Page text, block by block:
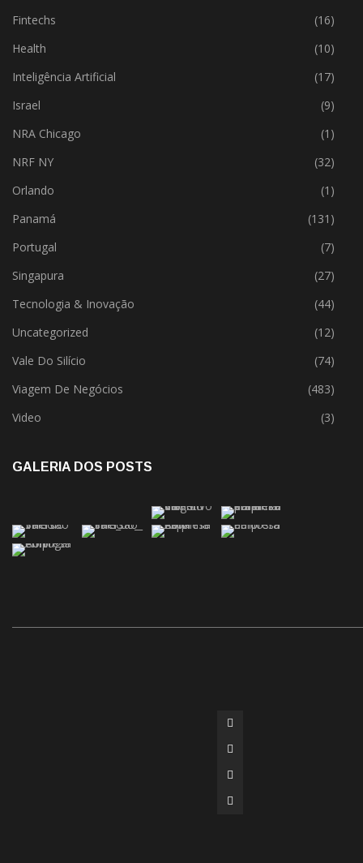
Fintechs
(16)
Health
(10)
Inteligência Artificial
(17)
Israel
(9)
NRA Chicago
(1)
NRF NY
(32)
Orlando
(1)
Panamá
(131)
Portugal
(7)
Singapura
(27)
Tecnologia & Inovação
(44)
Uncategorized
(12)
Vale Do Silício
(74)
Viagem De Negócios
(483)
Video
(3)
GALERIA DOS POSTS